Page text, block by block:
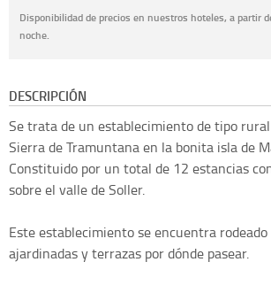
Disponibilidad de precios en nuestros hoteles, a partir
noche.
DESCRIPCIÓN
Se trata de un establecimiento de tipo
Sierra de Tramuntana en la bonita isla de
Constituido por un total de 12 estancias
sobre el valle de Soller.
Este establecimiento se encuentra
ajardinadas y terrazas por dónde pasear.